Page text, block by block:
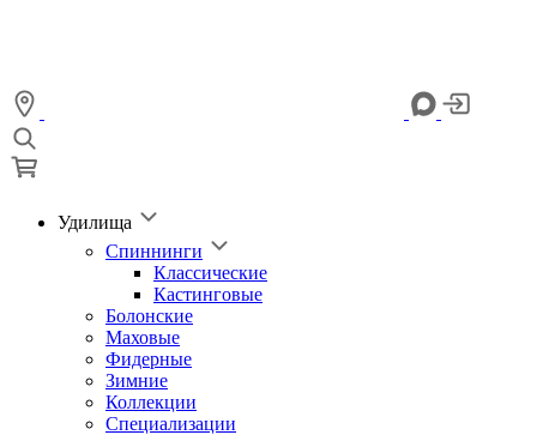
Удилища
Спиннинги
Классические
Кастинговые
Болонские
Маховые
Фидерные
Зимние
Коллекции
Специализации